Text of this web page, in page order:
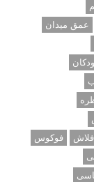
عمق میدان
فلاش
فوکوس